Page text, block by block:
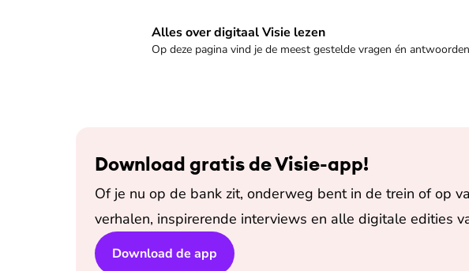
Alles over digitaal Visie lezen
Op deze pagina vind je de meest gestelde vragen én
Veelgestelde vragen
Download gratis de Visie-app!
Of je nu op de bank zit, onderweg bent in de trein of op
verhalen, inspirerende interviews en alle digitale edities
Download de app